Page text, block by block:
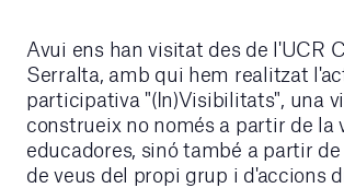
Avui ens han visitat des de l'UCR
Serralta, amb qui hem realitzat
participativa "(In)Visibilitats", una
construeix no només a partir de la
educadores, sinó també a partir
de veus del propi grup i d'accions